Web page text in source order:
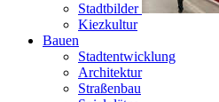
Stadtbilder
Kiezkultur
Bauen
Stadtentwicklung
Architektur
Straßenbau